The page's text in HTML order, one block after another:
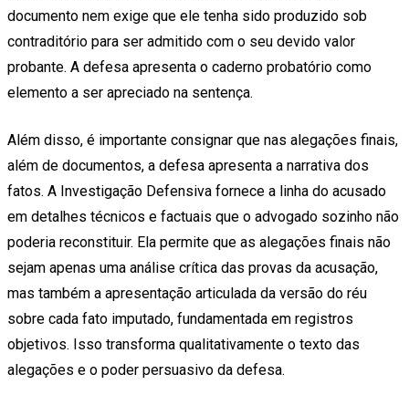
documento nem exige que ele tenha sido produzido sob
contraditório para ser admitido com o seu devido valor
probante. A defesa apresenta o caderno probatório como
elemento a ser apreciado na sentença.
Além disso, é importante consignar que nas alegações finais,
além de documentos, a defesa apresenta a narrativa dos
fatos. A Investigação Defensiva fornece a linha do acusado
em detalhes técnicos e factuais que o advogado sozinho não
poderia reconstituir. Ela permite que as alegações finais não
sejam apenas uma análise crítica das provas da acusação,
mas também a apresentação articulada da versão do réu
sobre cada fato imputado, fundamentada em registros
objetivos. Isso transforma qualitativamente o texto das
alegações e o poder persuasivo da defesa.